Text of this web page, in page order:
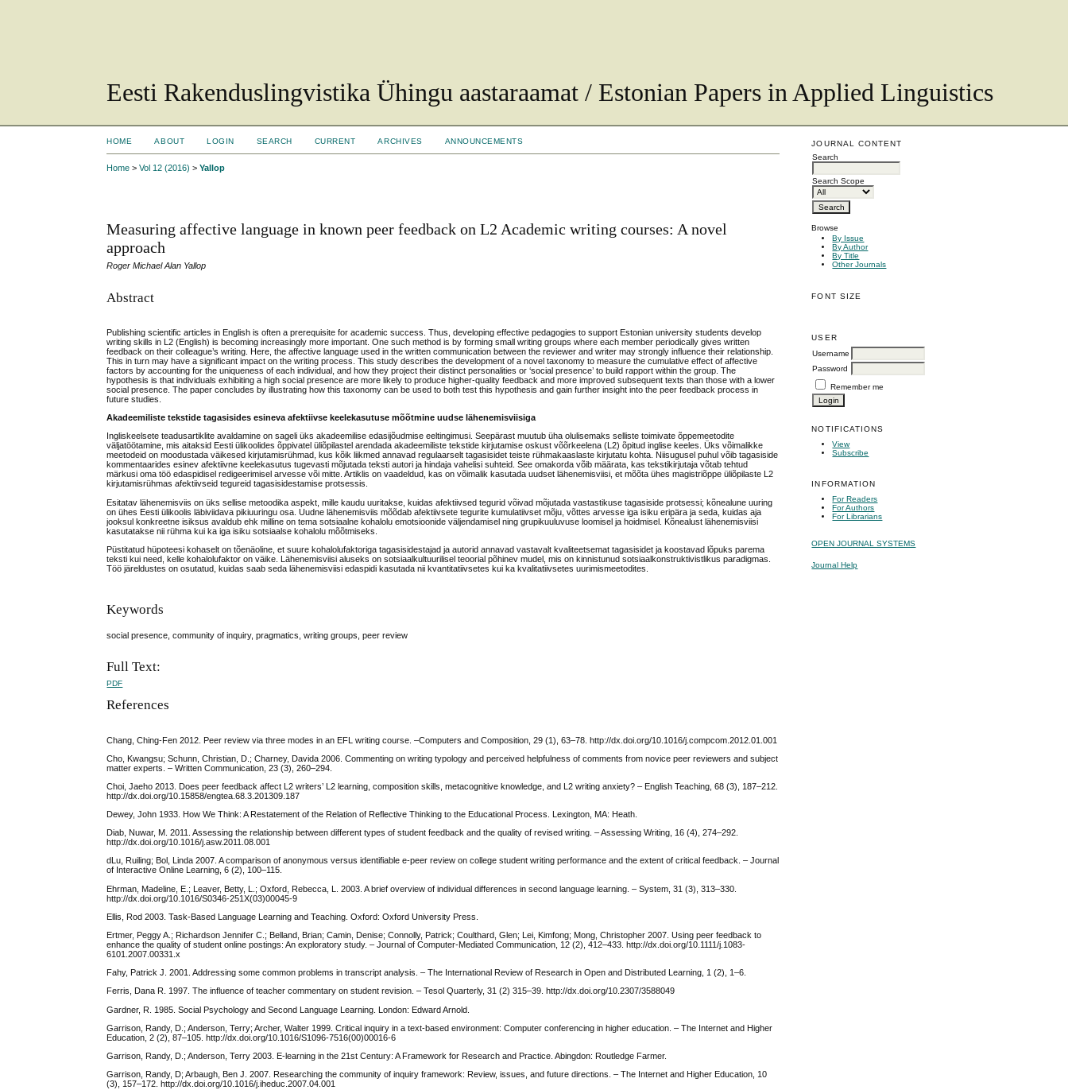
Eesti Rakenduslingvistika Ühingu aastaraamat / Estonian Papers in Applied Linguistics
JOURNAL CONTENT
Search
Search Scope
Browse
By Issue
By Author
By Title
Other Journals
FONT SIZE
USER
Username
Password
Remember me
NOTIFICATIONS
View
Subscribe
INFORMATION
For Readers
For Authors
For Librarians
OPEN JOURNAL SYSTEMS
Journal Help
HOME ABOUT LOGIN SEARCH CURRENT ARCHIVES ANNOUNCEMENTS
Home >Vol 12 (2016) >Yallop
Measuring affective language in known peer feedback on L2 Academic writing courses: A novel
approach
Roger Michael Alan Yallop
Abstract
Publishing scientific articles in English is often a prerequisite for academic success. Thus, developing effective pedagogies to support Estonian university students develop
writing skills in L2 (English) is becoming increasingly more important. One such method is by forming small writing groups where each member periodically gives written
feedback on their colleague’s writing. Here, the affective language used in the written communication between the reviewer and writer may strongly influence their relationship.
This in turn may have a significant impact on the writing process. This study describes the development of a novel taxonomy to measure the cumulative effect of affective
factors by accounting for the uniqueness of each individual, and how they project their distinct personalities or ‘social presence’ to build rapport within the group. The
hypothesis is that individuals exhibiting a high social presence are more likely to produce higher-quality feedback and more improved subsequent texts than those with a lower
social presence. The paper concludes by illustrating how this taxonomy can be used to both test this hypothesis and gain further insight into the peer feedback process in
future studies.
Akadeemiliste tekstide tagasisides esineva afektiivse keelekasutuse mõõtmine uudse lähenemisviisiga
Ingliskeelsete teadusartiklite avaldamine on sageli üks akadeemilise edasijõudmise eeltingimusi. Seepärast muutub üha olulisemaks selliste toimivate õppemeetodite
väljatöötamine, mis aitaksid Eesti ülikoolides õppivatel üliõpilastel arendada akadeemiliste tekstide kirjutamise oskust võõrkeelena (L2) õpitud inglise keeles. Üks võimalikke
meetodeid on moodustada väikesed kirjutamisrühmad, kus kõik liikmed annavad regulaarselt tagasisidet teiste rühmakaaslaste kirjutatu kohta. Niisugusel puhul võib tagasiside
kommentaarides esinev afektiivne keelekasutus tugevasti mõjutada teksti autori ja hindaja vahelisi suhteid. See omakorda võib määrata, kas tekstikirjutaja võtab tehtud
märkusi oma töö edaspidisel redigeerimisel arvesse või mitte. Artiklis on vaadeldud, kas on võimalik kasutada uudset lähenemisviisi, et mõõta ühes magistriõppe üliõpilaste L2
kirjutamisrühmas afektiivseid tegureid tagasisidestamise protsessis.
Esitatav lähenemisviis on üks sellise metoodika aspekt, mille kaudu uuritakse, kuidas afektiivsed tegurid võivad mõjutada vastastikuse tagasiside protsessi; kõnealune uuring
on ühes Eesti ülikoolis läbiviidava pikiuuringu osa. Uudne lähenemisviis mõõdab afektiivsete tegurite kumulatiivset mõju, võttes arvesse iga isiku eripära ja seda, kuidas aja
jooksul konkreetne isiksus avaldub ehk milline on tema sotsiaalne kohalolu emotsioonide väljendamisel ning grupikuuluvuse loomisel ja hoidmisel. Kõnealust lähenemisviisi
kasutatakse nii rühma kui ka iga isiku sotsiaalse kohalolu mõõtmiseks.
Püstitatud hüpoteesi kohaselt on tõenäoline, et suure kohalolufaktoriga tagasisidestajad ja autorid annavad vastavalt kvaliteetsemat tagasisidet ja koostavad lõpuks parema
teksti kui need, kelle kohalolufaktor on väike. Lähenemisviisi aluseks on sotsiaalkultuurilisel teoorial põhinev mudel, mis on kinnistunud sotsiaalkonstruktivistlikus paradigmas.
Töö järeldustes on osutatud, kuidas saab seda lähenemisviisi edaspidi kasutada nii kvantitatiivsetes kui ka kvalitatiivsetes uurimismeetodites.
Keywords
social presence, community of inquiry, pragmatics, writing groups, peer review
Full Text:
PDF
References
Chang, Ching-Fen 2012. Peer review via three modes in an EFL writing course. –Computers and Composition, 29 (1), 63–78. http://dx.doi.org/10.1016/j.compcom.2012.01.001
Cho, Kwangsu; Schunn, Christian, D.; Charney, Davida 2006. Commenting on writing typology and perceived helpfulness of comments from novice peer reviewers and subject
matter experts. – Written Communication, 23 (3), 260–294.
Choi, Jaeho 2013. Does peer feedback affect L2 writers’ L2 learning, composition skills, metacognitive knowledge, and L2 writing anxiety? – English Teaching, 68 (3), 187–212.
http://dx.doi.org/10.15858/engtea.68.3.201309.187
Dewey, John 1933. How We Think: A Restatement of the Relation of Reflective Thinking to the Educational Process. Lexington, MA: Heath.
Diab, Nuwar, M. 2011. Assessing the relationship between different types of student feedback and the quality of revised writing. – Assessing Writing, 16 (4), 274–292.
http://dx.doi.org/10.1016/j.asw.2011.08.001
dLu, Ruiling; Bol, Linda 2007. A comparison of anonymous versus identifiable e-peer review on college student writing performance and the extent of critical feedback. – Journal
of Interactive Online Learning, 6 (2), 100–115.
Ehrman, Madeline, E.; Leaver, Betty, L.; Oxford, Rebecca, L. 2003. A brief overview of individual differences in second language learning. – System, 31 (3), 313–330.
http://dx.doi.org/10.1016/S0346-251X(03)00045-9
Ellis, Rod 2003. Task-Based Language Learning and Teaching. Oxford: Oxford University Press.
Ertmer, Peggy A.; Richardson Jennifer C.; Belland, Brian; Camin, Denise; Connolly, Patrick; Coulthard, Glen; Lei, Kimfong; Mong, Christopher 2007. Using peer feedback to
enhance the quality of student online postings: An exploratory study. – Journal of Computer-Mediated Communication, 12 (2), 412–433. http://dx.doi.org/10.1111/j.1083-
6101.2007.00331.x
Fahy, Patrick J. 2001. Addressing some common problems in transcript analysis. – The International Review of Research in Open and Distributed Learning, 1 (2), 1–6.
Ferris, Dana R. 1997. The influence of teacher commentary on student revision. – Tesol Quarterly, 31 (2) 315–39. http://dx.doi.org/10.2307/3588049
Gardner, R. 1985. Social Psychology and Second Language Learning. London: Edward Arnold.
Garrison, Randy, D.; Anderson, Terry; Archer, Walter 1999. Critical inquiry in a text-based environment: Computer conferencing in higher education. – The Internet and Higher
Education, 2 (2), 87–105. http://dx.doi.org/10.1016/S1096-7516(00)00016-6
Garrison, Randy, D.; Anderson, Terry 2003. E-learning in the 21st Century: A Framework for Research and Practice. Abingdon: Routledge Farmer.
Garrison, Randy, D; Arbaugh, Ben J. 2007. Researching the community of inquiry framework: Review, issues, and future directions. – The Internet and Higher Education, 10
(3), 157–172. http://dx.doi.org/10.1016/j.iheduc.2007.04.001